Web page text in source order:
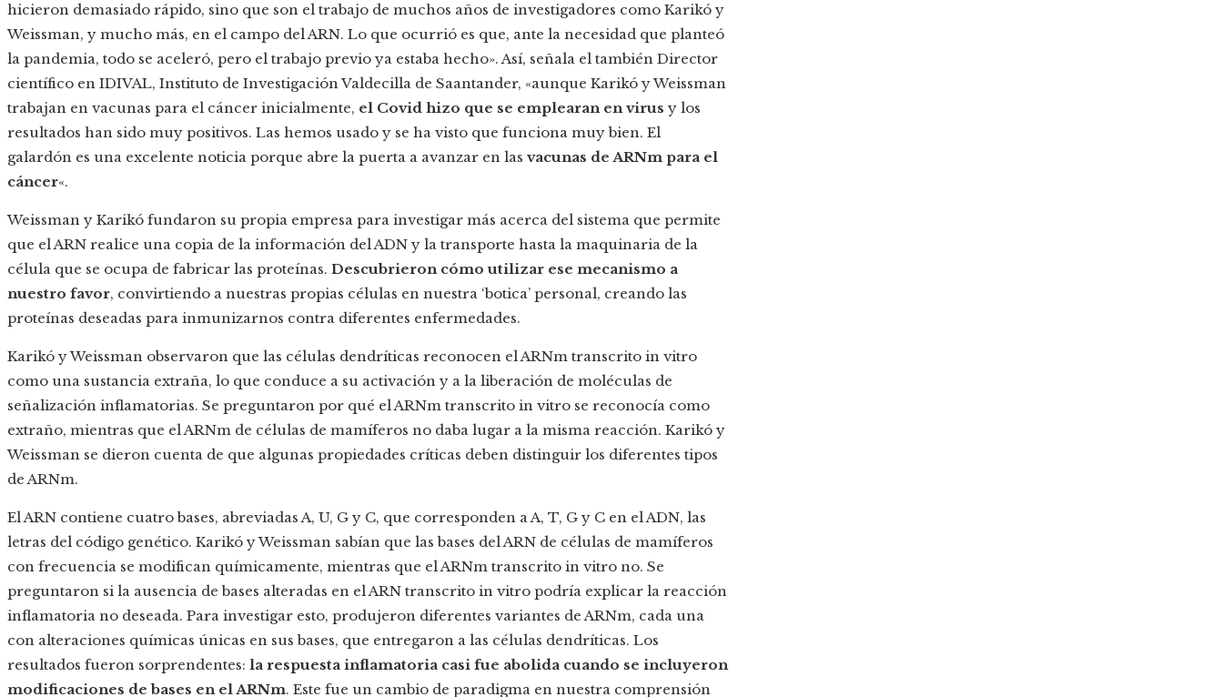
hicieron demasiado rápido, sino que son el trabajo de muchos años de investigadores como Karikó y
Weissman, y mucho más, en el campo del ARN. Lo que ocurrió es que, ante la necesidad que planteó
la pandemia, todo se aceleró, pero el trabajo previo ya estaba hecho». Así, señala el también Director
científico en IDIVAL, Instituto de Investigación Valdecilla de Saantander, «aunque Karikó y Weissman
trabajan en vacunas para el cáncer inicialmente, el Covid hizo que se emplearan en virus y los
resultados han sido muy positivos. Las hemos usado y se ha visto que funciona muy bien. El
galardón es una excelente noticia porque abre la puerta a avanzar en las vacunas de ARNm para el
cáncer«.
Weissman y Karikó fundaron su propia empresa para investigar más acerca del sistema que permite
que el ARN realice una copia de la información del ADN y la transporte hasta la maquinaria de la
célula que se ocupa de fabricar las proteínas. Descubrieron cómo utilizar ese mecanismo a
nuestro favor, convirtiendo a nuestras propias células en nuestra ‘botica’ personal, creando las
proteínas deseadas para inmunizarnos contra diferentes enfermedades.
Karikó y Weissman observaron que las células dendríticas reconocen el ARNm transcrito in vitro
como una sustancia extraña, lo que conduce a su activación y a la liberación de moléculas de
señalización inflamatorias. Se preguntaron por qué el ARNm transcrito in vitro se reconocía como
extraño, mientras que el ARNm de células de mamíferos no daba lugar a la misma reacción. Karikó y
Weissman se dieron cuenta de que algunas propiedades críticas deben distinguir los diferentes tipos
de ARNm.
El ARN contiene cuatro bases, abreviadas A, U, G y C, que corresponden a A, T, G y C en el ADN, las
letras del código genético. Karikó y Weissman sabían que las bases del ARN de células de mamíferos
con frecuencia se modifican químicamente, mientras que el ARNm transcrito in vitro no. Se
preguntaron si la ausencia de bases alteradas en el ARN transcrito in vitro podría explicar la reacción
inflamatoria no deseada. Para investigar esto, produjeron diferentes variantes de ARNm, cada una
con alteraciones químicas únicas en sus bases, que entregaron a las células dendríticas. Los
resultados fueron sorprendentes: la respuesta inflamatoria casi fue abolida cuando se incluyeron
modificaciones de bases en el ARNm. Este fue un cambio de paradigma en nuestra comprensión